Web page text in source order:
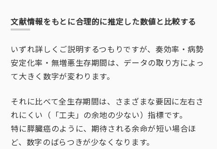
文献情報をもとに合理的に推定した数値と比較する
いずれ詳しくご説明するつもりですが、奏効率・病勢
安定化率・無増悪生存期間は、データの取り方によっ
て大きく数字が変わります。
それに比べて全生存期間は、さまざまな要因に左右さ
れにくい（「工夫」の余地の少ない）指標です。
特に膵臓癌のように、期待される余命が短い場合ほ
ど、数字のばらつきが少なくなります。